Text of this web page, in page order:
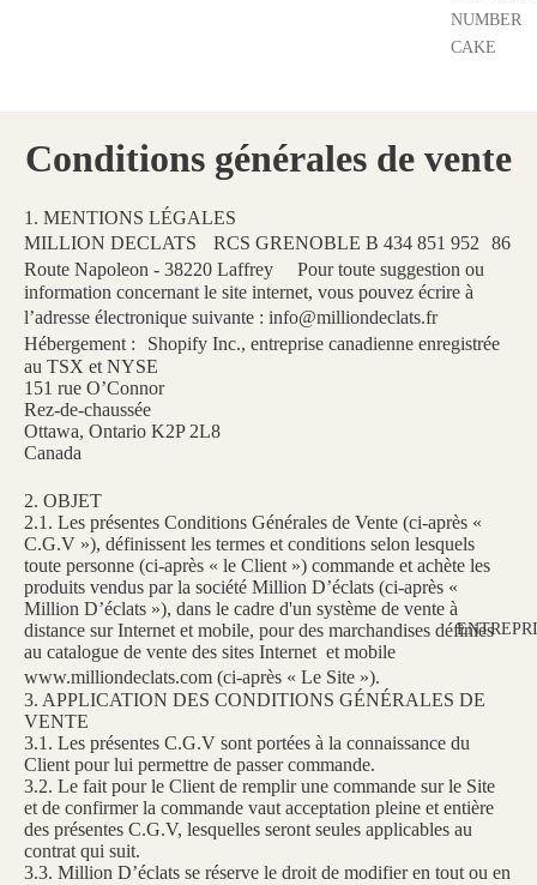
NUMBER
CAKE
Conditions générales de vente
1. MENTIONS LÉGALES
MILLION DECLATS RCS GRENOBLE B 434 851 952 86
Route Napoleon - 38220 Laffrey Pour toute suggestion ou
information concernant le site internet, vous pouvez écrire à
l’adresse électronique suivante : info@milliondeclats.fr
Hébergement : Shopify Inc., entreprise canadienne enregistrée
au TSX et NYSE
151 rue O’Connor
Rez-de-chaussée
Ottawa, Ontario K2P 2L8
Canada
2. OBJET
2.1. Les présentes Conditions Générales de Vente (ci-après «
C.G.V »), définissent les termes et conditions selon lesquels
toute personne (ci-après « le Client ») commande et achète les
produits vendus par la société Million D’éclats (ci-après «
Million D’éclats »), dans le cadre d'un système de vente à
distance sur Internet et mobile, pour des marchandises définies
au catalogue de vente des sites Internet et mobile
www.milliondeclats.com (ci-après « Le Site »).
3. APPLICATION DES CONDITIONS GÉNÉRALES DE
VENTE
3.1. Les présentes C.G.V sont portées à la connaissance du
Client pour lui permettre de passer commande.
3.2. Le fait pour le Client de remplir une commande sur le Site
et de confirmer la commande vaut acceptation pleine et entière
des présentes C.G.V, lesquelles seront seules applicables au
contrat qui suit.
3.3. Million D’éclats se réserve le droit de modifier en tout ou en